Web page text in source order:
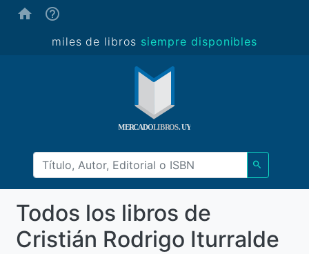
miles de libros siempre disponibles
Todos los libros de
Cristián Rodrigo Iturralde